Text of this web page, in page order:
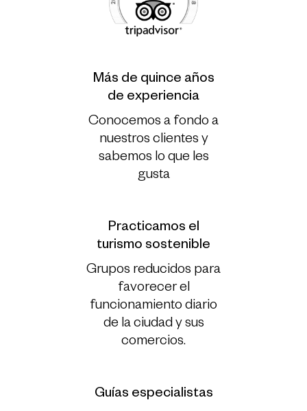
Más de quince años
de experiencia
Conocemos a fondo a
nuestros clientes y
sabemos lo que les
gusta
Practicamos el
turismo sostenible
Grupos reducidos para
favorecer el
funcionamiento diario
de la ciudad y sus
comercios.
Guías especialistas